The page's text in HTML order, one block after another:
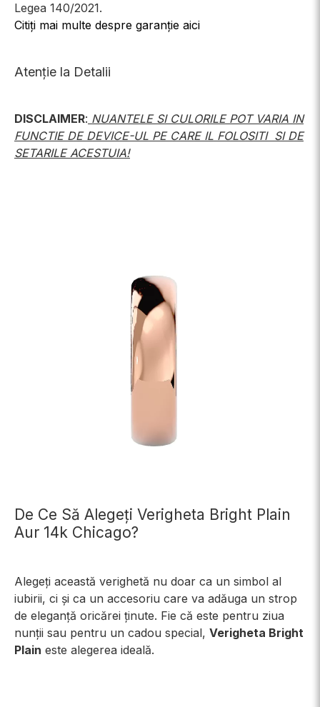
Legea 140/2021.
Citiți mai multe despre garanție aici
Atenție la Detalii
DISCLAIMER: NUANTELE SI CULORILE POT VARIA IN
FUNCTIE DE DEVICE-UL PE CARE IL FOLOSITI SI DE
SETARILE ACESTUIA!
De Ce Să Alegeți Verigheta Bright Plain
Aur 14k Chicago?
Alegeți această verighetă nu doar ca un simbol al
iubirii, ci și ca un accesoriu care va adăuga un strop
de eleganță oricărei ținute. Fie că este pentru ziua
nunții sau pentru un cadou special, Verigheta Bright
Plain este alegerea ideală.